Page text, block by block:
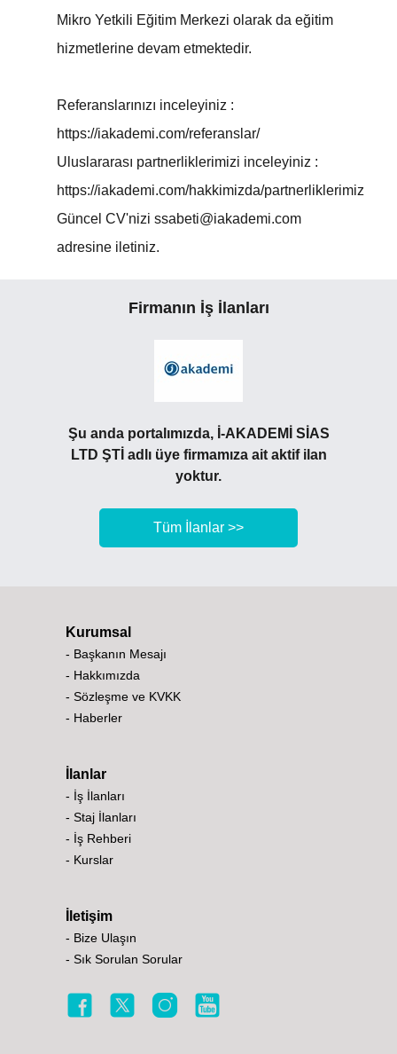
Mikro Yetkili Eğitim Merkezi olarak da eğitim
hizmetlerine devam etmektedir.
Referanslarınızı inceleyiniz :
https://iakademi.com/referanslar/
Uluslararası partnerliklerimizi inceleyiniz :
https://iakademi.com/hakkimizda/partnerliklerimiz
Güncel CV'nizi ssabeti@iakademi.com
adresine iletiniz.
Firmanın İş İlanları
Şu anda portalımızda, İ-AKADEMİ SİAS
LTD ŞTİ adlı üye firmamıza ait aktif ilan
yoktur.
Tüm İlanlar >>
Kurumsal
- Başkanın Mesajı
- Hakkımızda
- Sözleşme ve KVKK
- Haberler
İlanlar
- İş İlanları
- Staj İlanları
- İş Rehberi
- Kurslar
İletişim
- Bize Ulaşın
- Sık Sorulan Sorular